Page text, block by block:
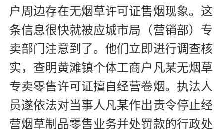
户周边存在无烟草许可证售烟现象。这
条信息很快就被应城市局（营销部）专
卖部门注意到了。他们立即进行调查核
实，查明黄滩镇个体工商户凡某无烟草
专卖零售许可证擅自经营卷烟。执法人
员遂依法对当事人凡某作出责令停止经
营烟草制品零售业务并处罚款的行政处